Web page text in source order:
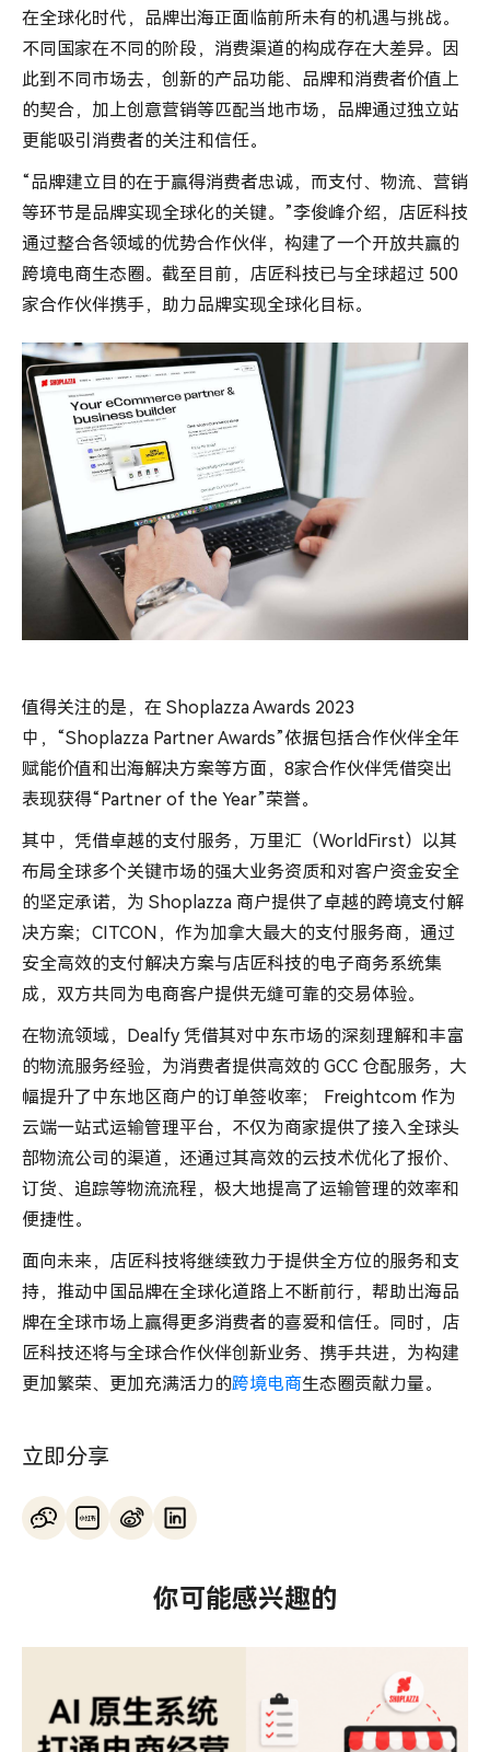
在全球化时代，品牌出海正面临前所未有的机遇与挑战。
不同国家在不同的阶段，消费渠道的构成存在大差异。因
此到不同市场去，创新的产品功能、品牌和消费者价值上
的契合，加上创意营销等匹配当地市场，品牌通过独立站
更能吸引消费者的关注和信任。
“品牌建立目的在于赢得消费者忠诚，而支付、物流、营销
等环节是品牌实现全球化的关键。”李俊峰介绍，店匠科技
通过整合各领域的优势合作伙伴，构建了一个开放共赢的
跨境电商生态圈。截至目前，店匠科技已与全球超过 500
家合作伙伴携手，助力品牌实现全球化目标。
值得关注的是，在 Shoplazza Awards 2023
中，“Shoplazza Partner Awards”依据包括合作伙伴全年
赋能价值和出海解决方案等方面，8家合作伙伴凭借突出
表现获得“Partner of the Year”荣誉。
其中，凭借卓越的支付服务，万里汇（WorldFirst）以其
布局全球多个关键市场的强大业务资质和对客户资金安全
的坚定承诺，为 Shoplazza 商户提供了卓越的跨境支付解
决方案；CITCON，作为加拿大最大的支付服务商，通过
安全高效的支付解决方案与店匠科技的电子商务系统集
成，双方共同为电商客户提供无缝可靠的交易体验。
在物流领域，Dealfy 凭借其对中东市场的深刻理解和丰富
的物流服务经验，为消费者提供高效的 GCC 仓配服务，大
幅提升了中东地区商户的订单签收率； Freightcom 作为
云端一站式运输管理平台，不仅为商家提供了接入全球头
部物流公司的渠道，还通过其高效的云技术优化了报价、
订货、追踪等物流流程，极大地提高了运输管理的效率和
便捷性。
面向未来，店匠科技将继续致力于提供全方位的服务和支
持，推动中国品牌在全球化道路上不断前行，帮助出海品
牌在全球市场上赢得更多消费者的喜爱和信任。同时，店
匠科技还将与全球合作伙伴创新业务、携手共进，为构建
更加繁荣、更加充满活力的跨境电商生态圈贡献力量。
立即分享
你可能感兴趣的